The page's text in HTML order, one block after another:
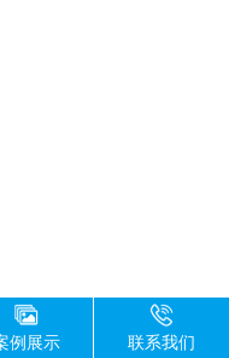
例展示 联系我们